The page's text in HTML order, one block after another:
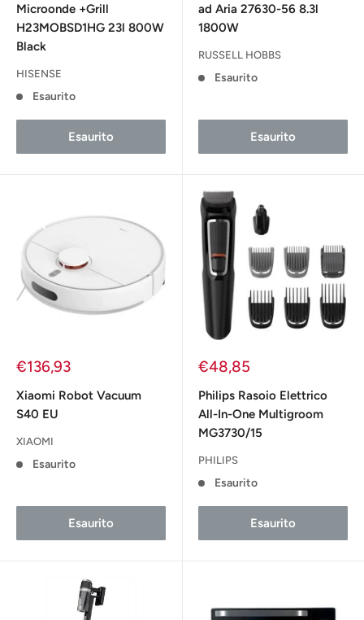
Microonde +Grill
H23MOBSD1HG 23l 800W
Black
HISENSE
Esaurito
Esaurito
ad Aria 27630-56 8.3l
1800W
RUSSELL HOBBS
Esaurito
Esaurito
Prezzo
€136,93
Xiaomi Robot Vacuum
S40 EU
XIAOMI
Esaurito
Esaurito
Prezzo
€48,85
Philips Rasoio Elettrico
All-In-One Multigroom
MG3730/15
PHILIPS
Esaurito
Esaurito